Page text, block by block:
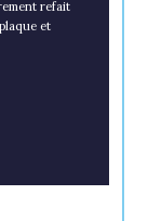
refait
et